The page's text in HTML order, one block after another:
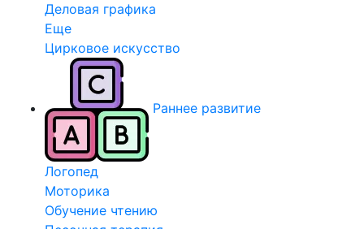
Деловая графика
Еще
Цирковое искусство
Раннее развитие
Логопед
Моторика
Обучение чтению